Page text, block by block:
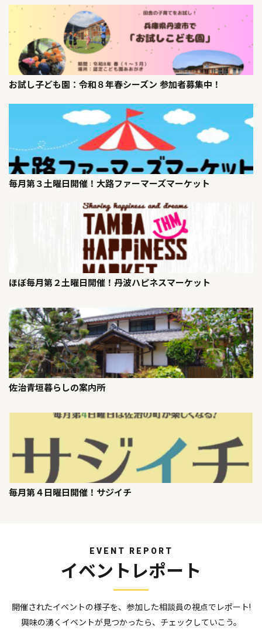
お試し子ども園：令和８年春シーズン 参加者募集中！
毎月第３土曜日開催！大路ファーマーズマーケット
ほぼ毎月第２土曜日開催！丹波ハピネスマーケット
佐治青垣暮らしの案内所
毎月第４日曜日開催！サジイチ
EVENT REPORT
イベントレポート
開催されたイベントの様子を、参加した相談員の視点でレポート!
興味の湧くイベントが見つかったら、チェックしていこう。